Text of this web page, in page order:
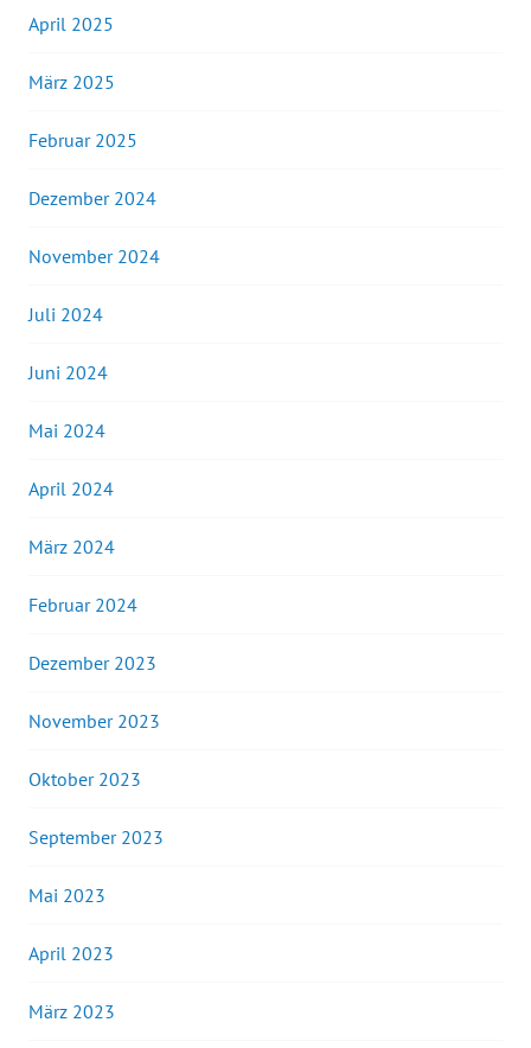
April 2025
März 2025
Februar 2025
Dezember 2024
November 2024
Juli 2024
Juni 2024
Mai 2024
April 2024
März 2024
Februar 2024
Dezember 2023
November 2023
Oktober 2023
September 2023
Mai 2023
April 2023
März 2023